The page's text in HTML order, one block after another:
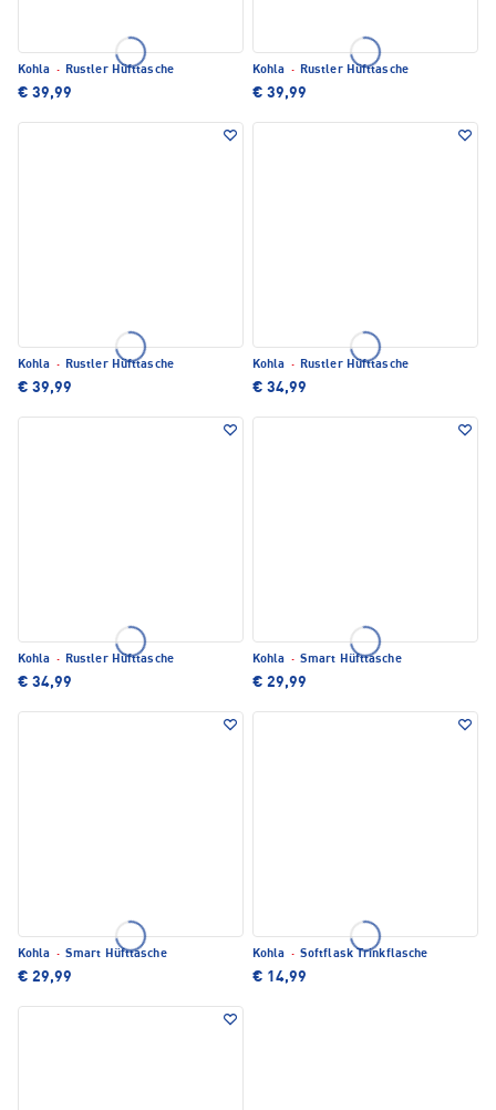
Kohla · Rustler Hüfttasche
€ 39,99
Kohla · Rustler Hüfttasche
€ 39,99
Kohla · Rustler Hüfttasche
€ 39,99
Kohla · Rustler Hüfttasche
€ 34,99
Kohla · Rustler Hüfttasche
€ 34,99
Kohla · Smart Hüfttasche
€ 29,99
Kohla · Smart Hüfttasche
€ 29,99
Kohla · Softflask Trinkflasche
€ 14,99